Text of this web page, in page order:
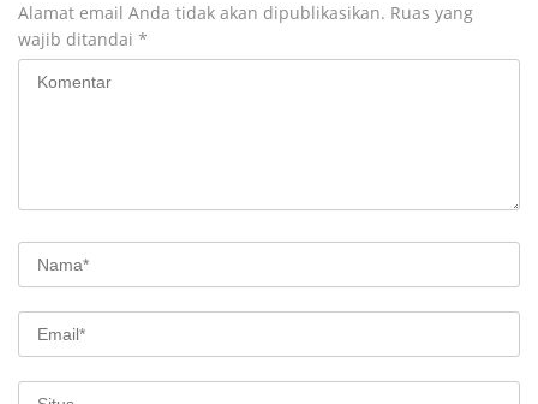
Alamat email Anda tidak akan dipublikasikan. Ruas yang
wajib ditandai *